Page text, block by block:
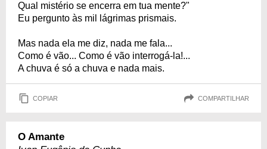
Qual mistério se encerra em tua mente?"
Eu pergunto às mil lágrimas prismais.
Mas nada ela me diz, nada me fala...
Como é vão... Como é vão interrogá-la!...
A chuva é só a chuva e nada mais.
COPIAR COMPARTILHAR
O Amante